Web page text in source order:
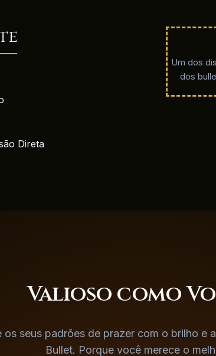
Direta
Um dos
dos
Valioso como
os seus padrões de prazer com o brilho e
Bullet. Porque você merece o